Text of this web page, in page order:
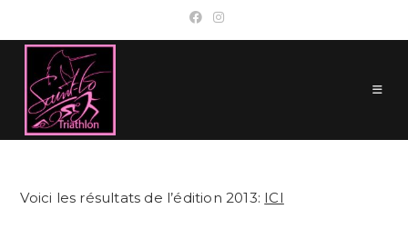
content
Voici les résultats de l’édition 2013: ICI